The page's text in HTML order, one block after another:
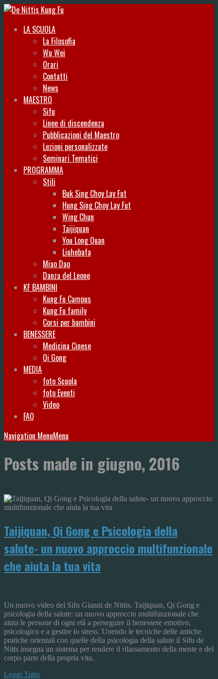
LA SCUOLA
La Filosofia
Wu Wei
Orari
Contatti
News
MAESTRO
Sifu
Linee di discendenza
Pubblicazioni del Maestro
Lezioni personalizzate
Seminari Tematici
PROGRAMMA
Stili
Buk Sing Choy Lay Fut
Hung Sing Choy Lay Fut
Wing Chun
Taijiquan
You Long Quan
Liuhebafa
Miao Dao
Danza del Leone
KF BAMBINI
Kung Fu Campus
Kung Fu family
Corsi per bambini
BENESSERE
Medicina Cinese
Qi Gong
MEDIA
foto Scuola
foto Eventi
Video
FAQ
Navigation MenuMenu
Posts made in giugno, 2016
Taijiquan, Qi Gong e Psicologia della
salute- un nuovo approccio multifunzionale
che aiuta la tua vita
Un nuovo video del Sifu Gianni de Nittis. Taijiquan, Qi Gong e
psicologia della salute: un nuovo approccio multifunzionale che
aiuta le persone di ogni età a perseguire il benessere emotivo,
psicologico e a gestire lo stress. Unendo le tecniche delle antiche
pratiche orientali con quelle della psicologia della salute il Sifu de
Nitts insegna un sistema per rendere il rilassamento della mente e del
corpo parte della propria vita.
Leggi Tutto